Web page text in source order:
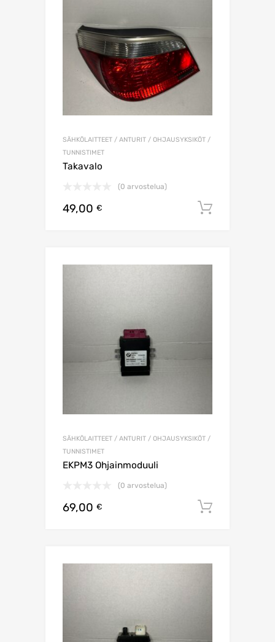
SÄHKÖLAITTEET / ANTURIT / OHJAUSYKSIKÖT /
TUNNISTIMET
Takavalo
(0 arvostelua)
49,00 €
SÄHKÖLAITTEET / ANTURIT / OHJAUSYKSIKÖT /
TUNNISTIMET
EKPM3 Ohjainmoduuli
(0 arvostelua)
69,00 €